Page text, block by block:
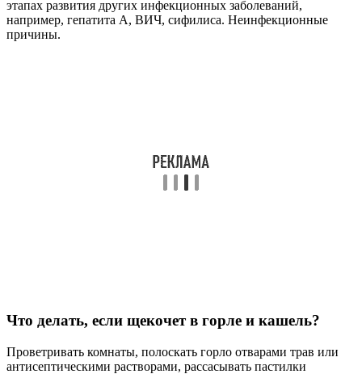
этапах развития других инфекционных заболеваний,
например, гепатита А, ВИЧ, сифилиса. Неинфекционные
причины.
Что делать, если щекочет в горле и кашель?
Проветривать комнаты, полоскать горло отварами трав или
антисептическими растворами, рассасывать пастилки